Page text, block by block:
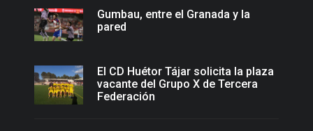
Gumbau, entre el Granada y la
pared
El CD Huétor Tájar solicita la plaza
vacante del Grupo X de Tercera
Federación